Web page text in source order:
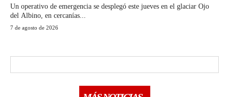
Un operativo de emergencia se desplegó este jueves en el glaciar Ojo
del Albino, en cercanías...
7 de agosto de 2026